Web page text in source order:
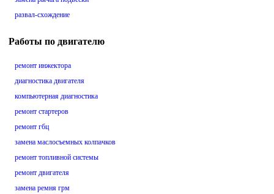
развал-схождение
Работы по двигателю
ремонт инжектора
диагностика двигателя
компьютерная диагностика
ремонт стартеров
ремонт гбц
замена маслосъемных колпачков
ремонт топливной системы
ремонт двигателя
замена ремня грм